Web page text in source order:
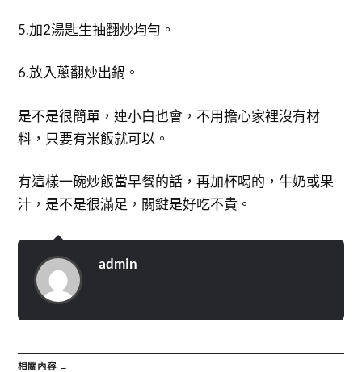
5.加2湯匙生抽翻炒均勻。
6.放入蔥翻炒出鍋。
是不是很簡單，連小白也會，不用擔心家裡沒有材
料，只要有米飯就可以。
有這樣一碗炒飯當早餐的話，再加杯喝的，牛奶或果
汁，是不是很滿足，關鍵是好吃不貴。
admin
相關內容 →